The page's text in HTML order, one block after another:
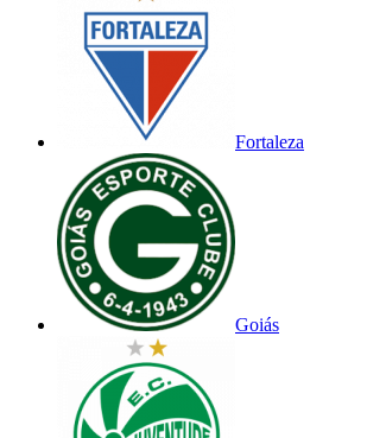
Fortaleza
Goiás